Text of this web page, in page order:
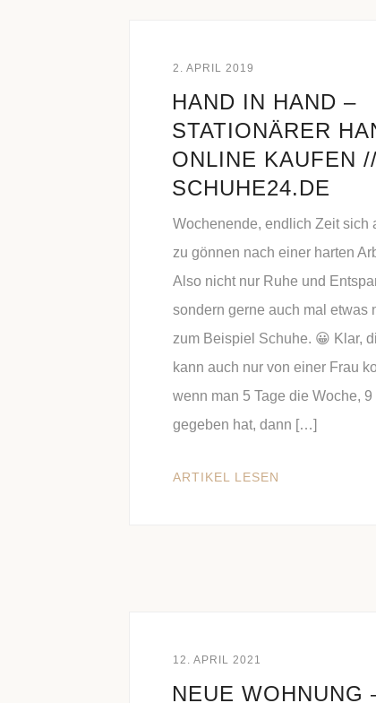
2. APRIL 2019
HAND IN HAND –
STATIONÄRER
ONLINE KAUFEN //
SCHUHE24.DE
Wochenende, endlich Zeit sich
zu gönnen nach einer harten
Also nicht nur Ruhe und
sondern gerne auch mal etwas
zum Beispiel Schuhe. 😀 Klar,
kann auch nur von einer Frau
wenn man 5 Tage die Woche,
gegeben hat, dann […]
ARTIKEL LESEN
12. APRIL 2021
NEUE WOHNUNG